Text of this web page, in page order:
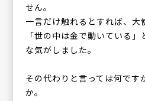
せん。
一言だけ触れるとすれば、大
「世の中は金で動いている
な気がしました。
その代わりと言っては何です
か。